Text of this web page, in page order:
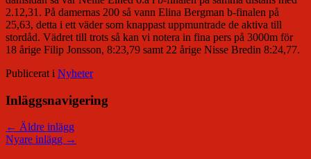
2.12,31. På damernas 200 så vann Elina Bergman b-finalen på
25,63, detta i ett väder som knappast uppmuntrade de aktiva till
stordåd. Vädret till trots så kan vi notera in fina pers på 3000m för
18 årige Filip Jonsson, 8:23,79 samt 22 årige Nisse Bredin 8:24,77.
Publicerat i Nyheter
Inläggsnavigering
← Äldre inlägg
Nyare inlägg →